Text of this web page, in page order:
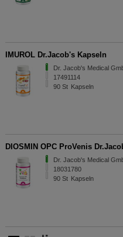
IMUROL Dr.Jacob's Kapseln
Dr. Jacob's Medical
17491114
90 St Kapseln
DIOSMIN OPC ProVenis
Dr. Jacob's Medical
18031780
90 St Kapseln